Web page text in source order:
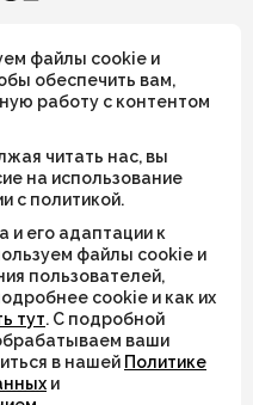
смысл и не имеют
свойств
Михайловна
WEBELEMENT
файлы cookie и
обеспечить вам,
работу с контентом
читать нас, вы
на использование
с политикой.
и его адаптации к
файлы cookie и
пользователей,
cookie и как их
тут. С подробной
ваши
в нашей Политике
и